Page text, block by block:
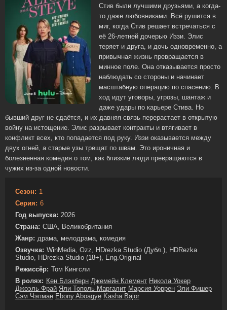
Стив были лучшими друзьями, а когда-
то даже любовниками. Всё рушится в
миг, когда Стив решает встречаться с
её 26-летней дочерью Иззи. Элис
теряет и друга, и дочь одновременно, а
привычная жизнь превращается в
минное поле. Она отказывается просто
наблюдать со стороны и начинает
масштабную операцию по спасению. В
ход идут уговоры, угрозы, шантаж и
даже удары по карьере Стива. Но
бывший друг не сдаётся, и их давняя связь перерастает в открытую
войну на истощение. Элис разрывает контракты и втягивает в
конфликт всех, кто попадается под руку. Иззи оказывается между
двух огней, а старые узы трещат по швам. Это ироничная и
болезненная комедия о том, как близкие люди превращаются в
чужих из‑за одной новости.
Сезон: 1
Серия: 6
Год выпуска: 2026
Страна: США, Великобритания
Жанр: драма, мелодрама, комедия
Озвучка: WinMedia, Ozz, HDrezka Studio (Дубл.), HDRezka
Studio, HDrezka Studio (18+), Eng.Original
Режиссёр: Том Кингсли
В ролях: Кен Блэкберн Джемейн Клемент Никола Уокер
Джоэль Фрай Яли Тополь Маргалит Марсия Уоррен Эли Фишер
Сэм Чэпман Ebony Aboagye Kasha Bajor